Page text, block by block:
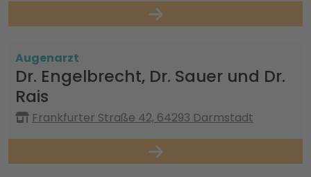
Augenarzt
Dr. Engelbrecht, Dr. Sauer und Dr.
Rais
Frankfurter Straße 42, 64293 Darmstadt